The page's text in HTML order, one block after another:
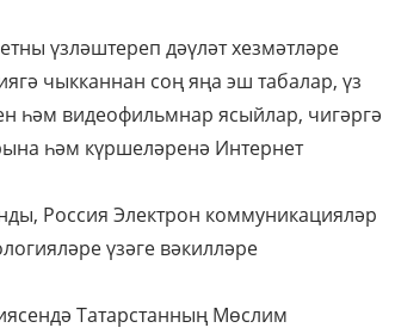
үзләштереп дәүләт хезмәтләре
чыкканнан соң яңа эш табалар, үз
һәм видеофильмнар ясыйлар, чигәргә
һәм күршеләренә Интернет
Россия Электрон коммуникацияләр
үзәге вәкилләре
Татарстанның Мөслим